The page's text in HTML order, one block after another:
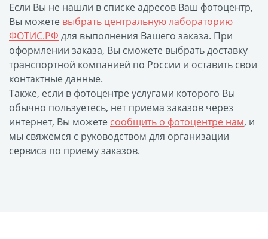
Печать файлов
Листовая печать
Плакат мечты
Фотогравировка
Табличка Instagram
Детская метрика
Валентинки
Коробки для кружек
Коробки для тарелок
Если Вы не нашли в списке адресов Ваш фотоцентр,
Вы можете выбрать центральную лабораторию
ФОТИС.РФ для выполнения Вашего заказа. При
оформлении заказа, Вы сможете выбрать доставку
транспортной компанией по России и оставить свои
контактные данные.
Также, если в фотоцентре услугами которого Вы
обычно пользуетесь, нет приема заказов через
интернет, Вы можете сообщить о фотоцентре нам, и
мы свяжемся с руководством для организации
сервиса по приему заказов.